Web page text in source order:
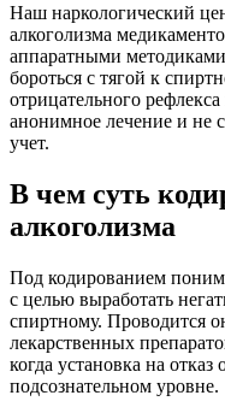
Наш наркологический
алкоголизма
аппаратными
бороться с тягой к
отрицательного
анонимное лечение и не
учет.
В чем суть
алкоголизма
Под кодированием
с целью выработать
спиртному. Проводится
лекарственных
когда установка на отказ
подсознательном уровне.